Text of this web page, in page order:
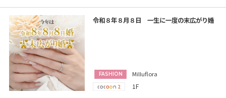
令和８年８月８日 一生に一度の末広がり婚
FASHION Milluflora
1F